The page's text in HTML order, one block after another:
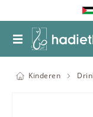
Kinderen